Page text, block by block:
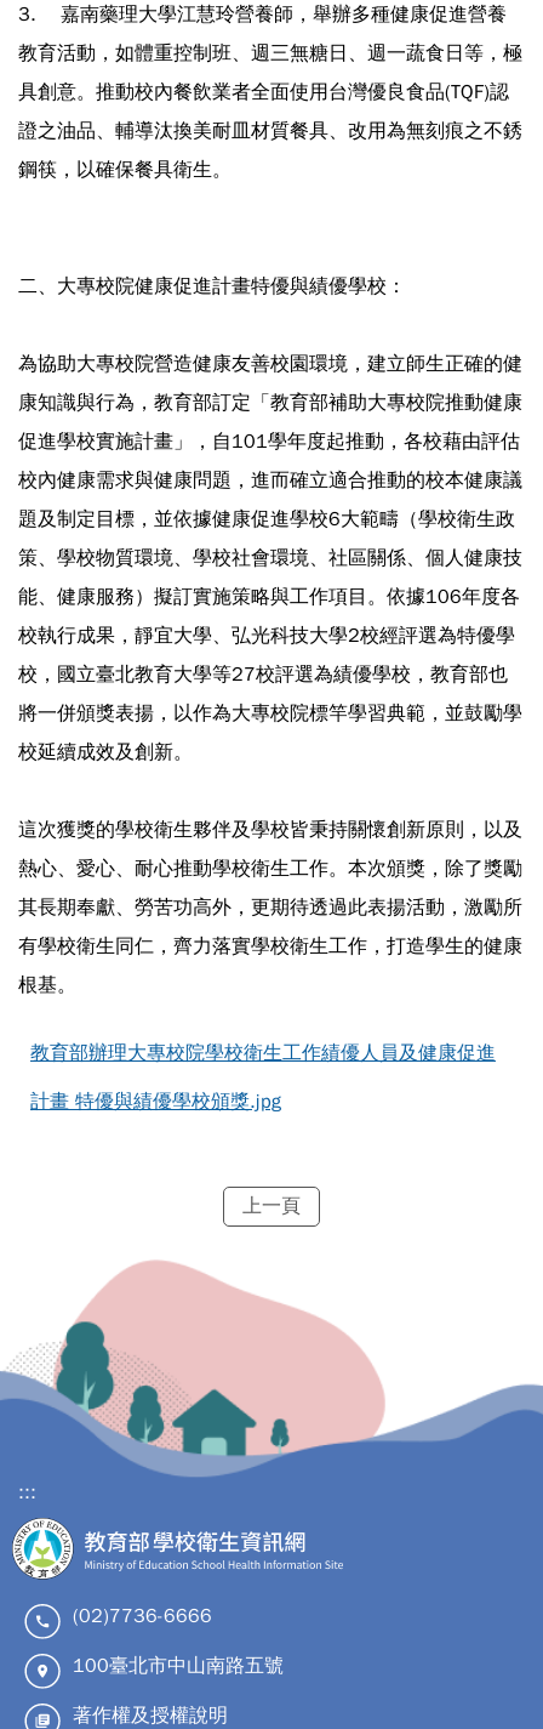
3. 嘉南藥理大學江慧玲營養師，舉辦多種健康促進營養
教育活動，如體重控制班、週三無糖日、週一蔬食日等，極
具創意。推動校內餐飲業者全面使用台灣優良食品(TQF)認
證之油品、輔導汰換美耐皿材質餐具、改用為無刻痕之不銹
鋼筷，以確保餐具衛生。
二、大專校院健康促進計畫特優與績優學校：
為協助大專校院營造健康友善校園環境，建立師生正確的健
康知識與行為，教育部訂定「教育部補助大專校院推動健康
促進學校實施計畫」，自101學年度起推動，各校藉由評估
校內健康需求與健康問題，進而確立適合推動的校本健康議
題及制定目標，並依據健康促進學校6大範疇（學校衛生政
策、學校物質環境、學校社會環境、社區關係、個人健康技
能、健康服務）擬訂實施策略與工作項目。依據106年度各
校執行成果，靜宜大學、弘光科技大學2校經評選為特優學
校，國立臺北教育大學等27校評選為績優學校，教育部也
將一併頒獎表揚，以作為大專校院標竿學習典範，並鼓勵學
校延續成效及創新。
這次獲獎的學校衛生夥伴及學校皆秉持關懷創新原則，以及
熱心、愛心、耐心推動學校衛生工作。本次頒獎，除了獎勵
其長期奉獻、勞苦功高外，更期待透過此表揚活動，激勵所
有學校衛生同仁，齊力落實學校衛生工作，打造學生的健康
根基。
教育部辦理大專校院學校衛生工作績優人員及健康促進
計畫 特優與績優學校頒獎.jpg
上一頁
:::
(02)7736-6666
100臺北市中山南路五號
著作權及授權說明